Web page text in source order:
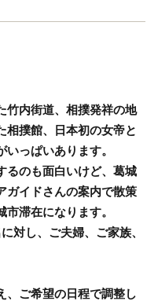
竹内街道、相撲発祥の地
相撲館、日本初の女帝と
っぱいあります。
るのも面白いけど、葛城
ガイドさんの案内で散策
滞在になります。
対し、ご夫婦、ご家族、
、ご希望の日程で調整し